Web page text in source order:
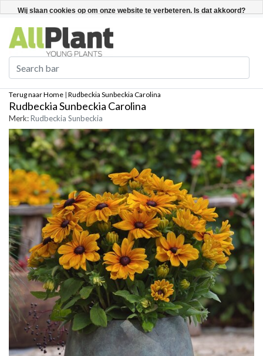
Registreren / Inloggen Nederlands
Terug naar Home | Rudbeckia Sunbeckia Carolina
Rudbeckia Sunbeckia Carolina
Merk:Rudbeckia Sunbeckia
Wij slaan cookies op om onze website te verbeteren. Is dat akkoord?